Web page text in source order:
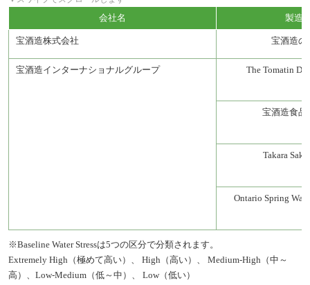
会社名 製造
宝酒造株式会社 宝酒造の
宝酒造インターナショナルグループ The Tomatin
宝酒造食品
Takara
Ontario Spring
※Baseline Water Stressは5つの区分で分類されます。
Extremely High（極めて高い）、 High（高い）、 Medium-High（中～
高）、Low-Medium（低～中）、 Low（低い）